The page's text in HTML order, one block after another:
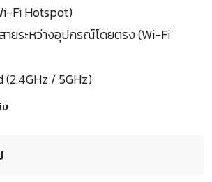
Fi Hotspot)
ายระหว่างอุปกรณ์โดยตรง (Wi-Fi
/ 5GHz)